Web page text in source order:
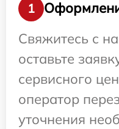
1
Свяжитесь с
оставьте
сервисного
оператор
уточнения